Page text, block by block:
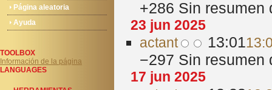
Página aleatoria
Ayuda
TOOLBOX
Información de la página
LANGUAGES
+286 Sin resumen
23 jun 2025
actant 13:01
−297 Sin resumen
17 jun 2025